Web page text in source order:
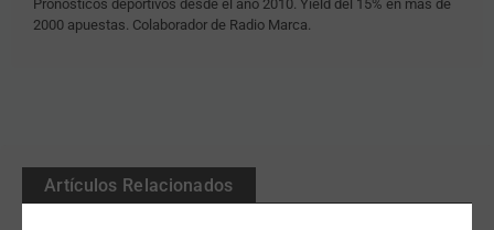
Pronósticos deportivos desde el año 2010. Yield del 15% en más de
2000 apuestas. Colaborador de Radio Marca.
Artículos Relacionados